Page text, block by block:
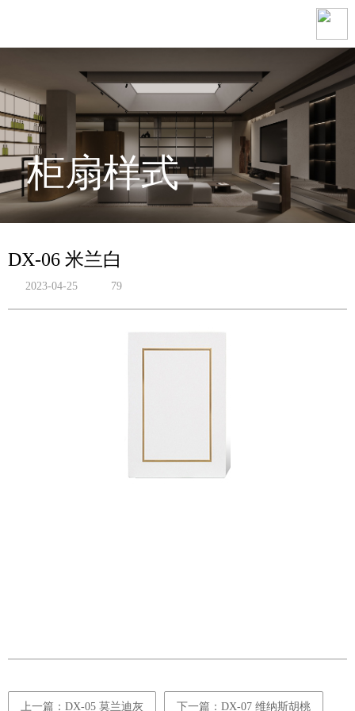
柜扇样式
DX-06 米兰白
2023-04-25 79
上一篇：DX-05 莫兰迪灰 下一篇：DX-07 维纳斯胡桃